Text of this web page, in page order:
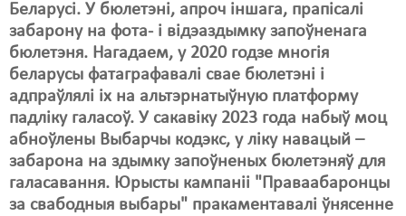
Беларусі. У бюлетэні, апроч іншага, прапісалі
забарону на фота- і відэаздымку запоўненага
бюлетэня. Нагадаем, у 2020 годзе многія
беларусы фатаграфавалі свае бюлетэні і
адпраўлялі іх на альтэрнатыўную платформу
падліку галасоў. У сакавіку 2023 года набыў моц
абноўлены Выбарчы кодэкс, у ліку навацый –
забарона на здымку запоўненых бюлетэняў для
галасавання. Юрысты кампаніі "Праваабаронцы
за свабодныя выбары" пракаментавалі ўнясенне
Мірныя сходы
Праваабаронцы
Правы дзіцяці
Пэнітэнцыярная сыстэма
Распальваньне варожасьці